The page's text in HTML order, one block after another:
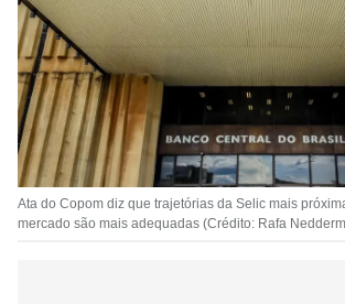
Ata do Copom diz que trajetórias da Selic mais
mercado são mais adequadas (Crédito: Rafa